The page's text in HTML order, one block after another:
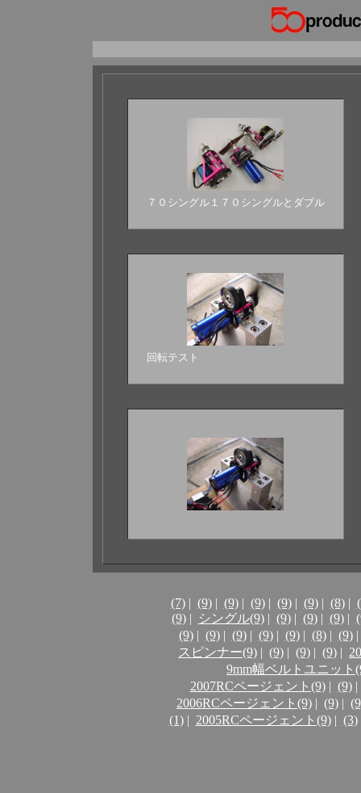
７０シングル１７０シングルとダブル
回転テスト
(7) | (9) | (9) | (9) | (9) | (9) | (8) |
(9) | シングル(9) | (9) | (9) | (9) |
(9) | (9) | (9) | (9) | (9) | (8) | (9) |
スピンナー(9) | (9) | (9) | (9) |
9mm幅ベルトユニット
2007RCページェント(9) | (9) |
2006RCページェント(9) | (9) |
(1) | 2005RCページェント(9) | (3)